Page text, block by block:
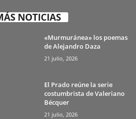
NOTICIAS
«Murmuránea» los poemas
de Alejandro Daza
21 julio, 2026
El Prado reúne la serie
costumbrista de Valeriano
Bécquer
21 julio, 2026